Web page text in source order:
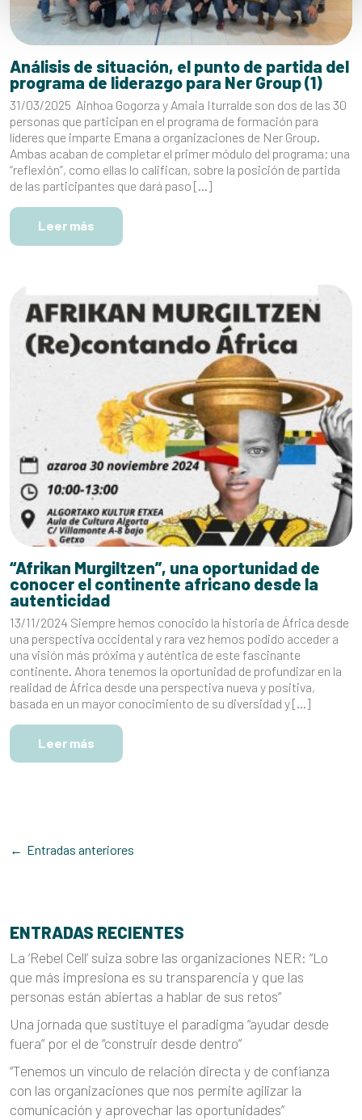
Análisis de situación, el punto de partida del
programa de liderazgo para Ner Group (1)
31/03/2025 Ainhoa Gogorza y Amaia Iturralde son dos de las 30
personas que participan en el programa de formación para
líderes que imparte Emana a organizaciones de Ner Group.
Ambas acaban de completar el primer módulo del programa; una
“reflexión”, como ellas lo califican, sobre la posición de partida
de las participantes que dará paso […]
Leer más
“Afrikan Murgiltzen”, una oportunidad de
conocer el continente africano desde la
autenticidad
13/11/2024 Siempre hemos conocido la historia de África desde
una perspectiva occidental y rara vez hemos podido acceder a
una visión más próxima y auténtica de este fascinante
continente. Ahora tenemos la oportunidad de profundizar en la
realidad de África desde una perspectiva nueva y positiva,
basada en un mayor conocimiento de su diversidad y […]
Leer más
DE
ENTRADAS
Entradas anteriores
ENTRADAS RECIENTES
La ‘Rebel Cell’ suiza sobre las organizaciones NER: “Lo
que más impresiona es su transparencia y que las
personas están abiertas a hablar de sus retos”
Una jornada que sustituye el paradigma “ayudar desde
fuera” por el de “construir desde dentro”
“Tenemos un vínculo de relación directa y de confianza
con las organizaciones que nos permite agilizar la
comunicación y aprovechar las oportunidades”